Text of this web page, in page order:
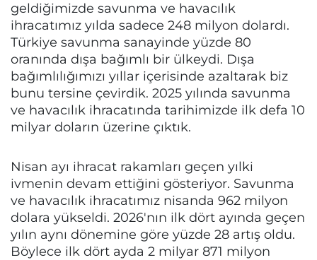
geldiğimizde savunma ve havacılık
ihracatımız yılda sadece 248 milyon dolardı.
Türkiye savunma sanayinde yüzde 80
oranında dışa bağımlı bir ülkeydi. Dışa
bağımlılığımızı yıllar içerisinde azaltarak biz
bunu tersine çevirdik. 2025 yılında savunma
ve havacılık ihracatında tarihimizde ilk defa 10
milyar doların üzerine çıktık.
Nisan ayı ihracat rakamları geçen yılki
ivmenin devam ettiğini gösteriyor. Savunma
ve havacılık ihracatımız nisanda 962 milyon
dolara yükseldi. 2026'nın ilk dört ayında geçen
yılın aynı dönemine göre yüzde 28 artış oldu.
Böylece ilk dört ayda 2 milyar 871 milyon